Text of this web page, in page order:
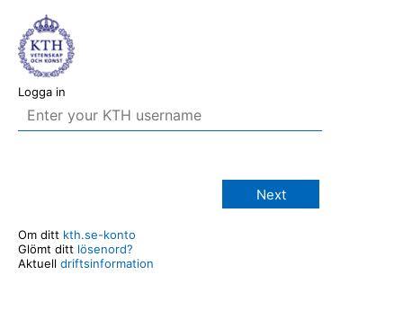
Logga in
Next
Om ditt kth.se-konto
Glömt ditt lösenord?
Aktuell driftsinformation